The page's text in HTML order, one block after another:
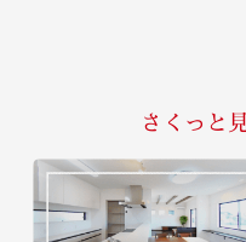
さくっと